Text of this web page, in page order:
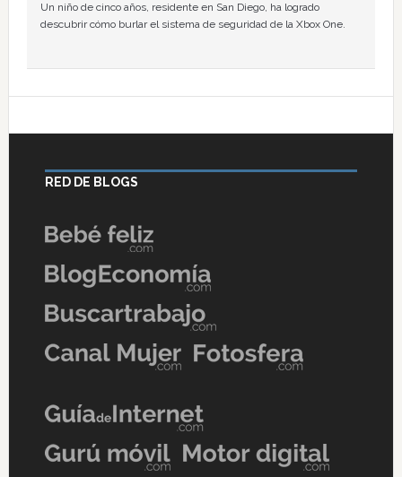
Un niño de cinco años, residente en San Diego, ha logrado
descubrir cómo burlar el sistema de seguridad de la Xbox One.
RED DE BLOGS